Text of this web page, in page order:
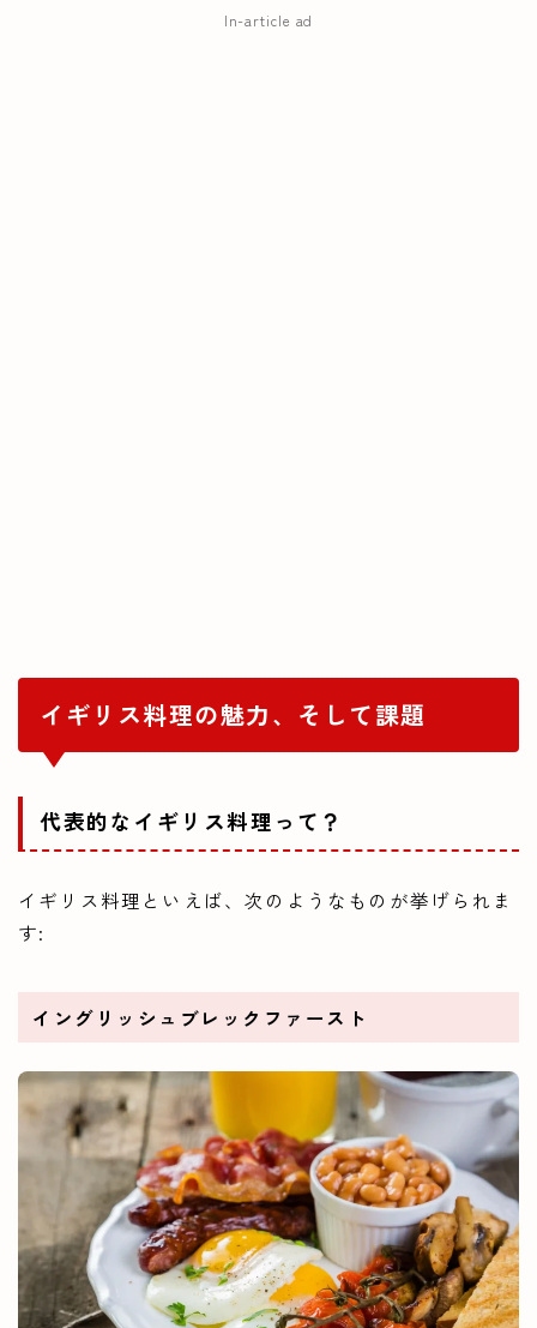
In-article ad
イギリス料理の魅力、そして課題
代表的なイギリス料理って？
イギリス料理といえば、次のようなものが挙げられま
す:
イングリッシュブレックファースト